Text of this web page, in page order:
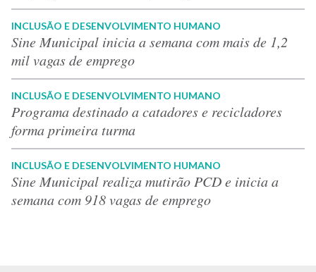
INCLUSÃO E DESENVOLVIMENTO HUMANO
Sine Municipal inicia a semana com mais de 1,2
mil vagas de emprego
INCLUSÃO E DESENVOLVIMENTO HUMANO
Programa destinado a catadores e recicladores
forma primeira turma
INCLUSÃO E DESENVOLVIMENTO HUMANO
Sine Municipal realiza mutirão PCD e inicia a
semana com 918 vagas de emprego